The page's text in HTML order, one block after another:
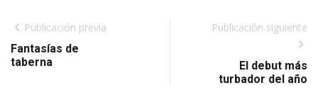
Publicación previa
Fantasías de
taberna
Publicación siguiente
El debut más
turbador del año